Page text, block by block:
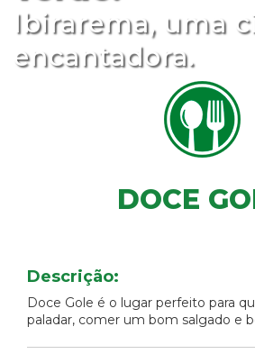
Ibirarema, uma
encantadora.
DOCE
Descrição:
Doce Gole é o lugar perfeito para
paladar, comer um bom salgado e